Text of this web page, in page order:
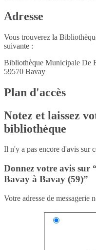
Adresse
Vous trouverez la
suivante :
Bibliothèque Municipale De
59570 Bavay
Plan d'accès
Notez et laissez
bibliothèque
Il n'y a pas encore d'avis sur
Donnez votre avis sur
Bavay à Bavay (59)”
Votre adresse de messagerie